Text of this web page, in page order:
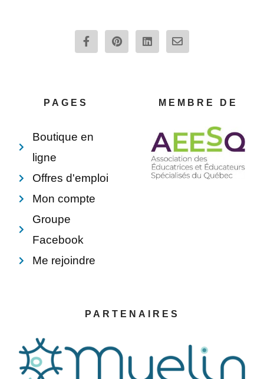
F
a
c
P
i
n
L
i
n
E
n
v
p
e
PAGES
Boutique en
ligne
Offres d'emploi
Mon compte
Groupe
Facebook
Me rejoindre
MEMBRE DE
PARTENAIRES